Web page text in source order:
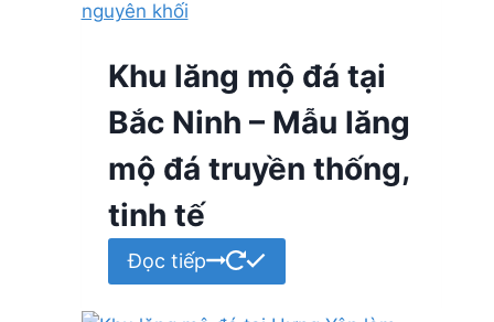
Khu lăng mộ đá tại
Bắc Ninh – Mẫu lăng
mộ đá truyền thống,
tinh tế
Đọc tiếp